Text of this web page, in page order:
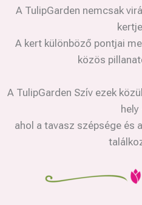
A TulipGarden nemcsak
A kert különböző pontjai
közös
A TulipGarden Szív ezek
ahol a tavasz szépsége